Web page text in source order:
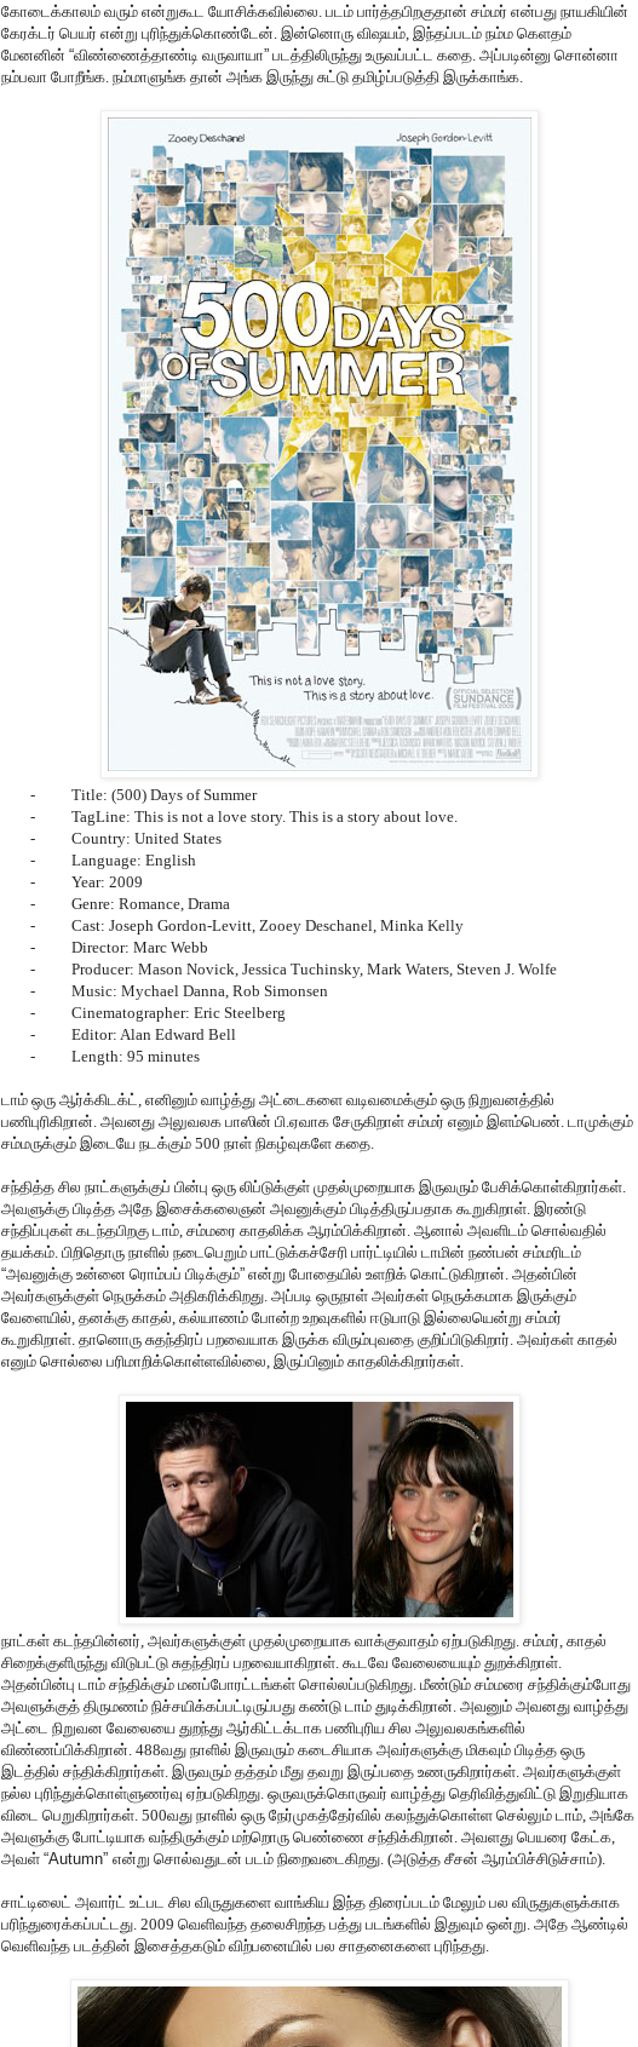
கோடைக்காலம் வரும் என்றுகூட யோசிக்கவில்லை. படம் பார்த்தபிறகுதான் சம்மர் என்பது நாயகியின்
கேரக்டர் பெயர் என்று புரிந்துக்கொண்டேன். இன்னொரு விஷயம், இந்தப்படம் நம்ம கெளதம்
மேனனின் “விண்ணைத்தாண்டி வருவாயா” படத்திலிருந்து உருவப்பட்ட கதை. அப்படின்னு சொன்னா
நம்பவா போறீங்க. நம்மாளுங்க தான் அங்க இருந்து சுட்டு தமிழ்ப்படுத்தி இருக்காங்க.
-
Title: (500) Days of Summer
-
TagLine: This is not a love story. This is a story about love.
-
Country: United States
-
Language: English
-
Year: 2009
-
Genre: Romance, Drama
-
Cast: Joseph Gordon-Levitt, Zooey Deschanel, Minka Kelly
-
Director: Marc Webb
-
Producer: Mason Novick, Jessica Tuchinsky, Mark Waters, Steven J. Wolfe
-
Music: Mychael Danna, Rob Simonsen
-
Cinematographer: Eric Steelberg
-
Editor: Alan Edward Bell
-
Length: 95 minutes
டாம் ஒரு ஆர்க்கிடக்ட், எனினும் வாழ்த்து அட்டைகளை வடிவமைக்கும் ஒரு நிறுவனத்தில்
பணிபுரிகிறான். அவனது அலுவலக பாஸின் பி.ஏவாக சேருகிறாள் சம்மர் எனும் இளம்பெண். டாமுக்கும்
சம்மருக்கும் இடையே நடக்கும் 500 நாள் நிகழ்வுகளே கதை.
சந்தித்த சில நாட்களுக்குப் பின்பு ஒரு லிப்டுக்குள் முதல்முறையாக இருவரும் பேசிக்கொள்கிறார்கள்.
அவளுக்கு பிடித்த அதே இசைக்கலைஞன் அவனுக்கும் பிடித்திருப்பதாக கூறுகிறாள். இரண்டு
சந்திப்புகள் கடந்தபிறகு டாம், சம்மரை காதலிக்க ஆரம்பிக்கிறான். ஆனால் அவளிடம் சொல்வதில்
தயக்கம். பிறிதொரு நாளில் நடைபெறும் பாட்டுக்கச்சேரி பார்ட்டியில் டாமின் நண்பன் சம்மரிடம்
“அவனுக்கு உன்னை ரொம்பப் பிடிக்கும்” என்று போதையில் உளறிக் கொட்டுகிறான். அதன்பின்
அவர்களுக்குள் நெருக்கம் அதிகரிக்கிறது. அப்படி ஒருநாள் அவர்கள் நெருக்கமாக இருக்கும்
வேளையில், தனக்கு காதல், கல்யாணம் போன்ற உறவுகளில் ஈடுபாடு இல்லையென்று சம்மர்
கூறுகிறாள். தானொரு சுதந்திரப் பறவையாக இருக்க விரும்புவதை குறிப்பிடுகிறார். அவர்கள் காதல்
எனும் சொல்லை பரிமாறிக்கொள்ளவில்லை, இருப்பினும் காதலிக்கிறார்கள்.
நாட்கள் கடந்தபின்னர், அவர்களுக்குள் முதல்முறையாக வாக்குவாதம் ஏற்படுகிறது. சம்மர், காதல்
சிறைக்குளிருந்து விடுபட்டு சுதந்திரப் பறவையாகிறாள். கூடவே வேலையையும் துறக்கிறாள்.
அதன்பின்பு டாம் சந்திக்கும் மனப்போரட்டங்கள் சொல்லப்படுகிறது. மீண்டும் சம்மரை சந்திக்கும்போது
அவளுக்குத் திருமணம் நிச்சயிக்கப்பட்டிருப்பது கண்டு டாம் துடிக்கிறான். அவனும் அவனது வாழ்த்து
அட்டை நிறுவன வேலையை துறந்து ஆர்கிட்டக்டாக பணிபுரிய சில அலுவலகங்களில்
விண்ணப்பிக்கிறான். 488வது நாளில் இருவரும் கடைசியாக அவர்களுக்கு மிகவும் பிடித்த ஒரு
இடத்தில் சந்திக்கிறார்கள். இருவரும் தத்தம் மீது தவறு இருப்பதை உணருகிறார்கள். அவர்களுக்குள்
நல்ல புரிந்துக்கொள்ளுணர்வு ஏற்படுகிறது. ஒருவருக்கொருவர் வாழ்த்து தெரிவித்துவிட்டு இறுதியாக
விடை பெறுகிறார்கள். 500வது நாளில் ஒரு நேர்முகத்தேர்வில் கலந்துக்கொள்ள செல்லும் டாம், அங்கே
அவளுக்கு போட்டியாக வந்திருக்கும் மற்றொரு பெண்ணை சந்திக்கிறான். அவளது பெயரை கேட்க,
அவள் “Autumn” என்று சொல்வதுடன் படம் நிறைவடைகிறது. (அடுத்த சீசன் ஆரம்பிச்சிடுச்சாம்).
சாட்டிலைட் அவார்ட் உட்பட சில விருதுகளை வாங்கிய இந்த திரைப்படம் மேலும் பல விருதுகளுக்காக
பரிந்துரைக்கப்பட்டது. 2009 வெளிவந்த தலைசிறந்த பத்து படங்களில் இதுவும் ஒன்று. அதே ஆண்டில்
வெளிவந்த படத்தின் இசைத்தகடும் விற்பனையில் பல சாதனைகளை புரிந்தது.